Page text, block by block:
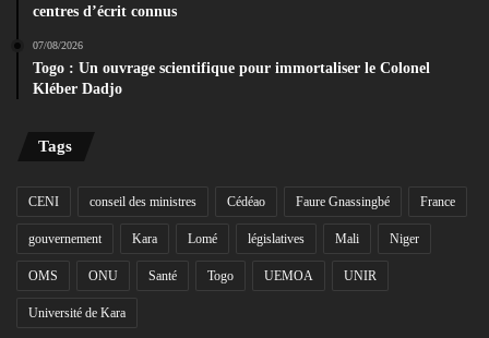
centres d’écrit connus
07/08/2026
Togo : Un ouvrage scientifique pour immortaliser le Colonel
Kléber Dadjo
Tags
CENI conseil des ministres Cédéao Faure Gnassingbé France
gouvernement Kara Lomé législatives Mali Niger
OMS ONU Santé Togo UEMOA UNIR
Université de Kara